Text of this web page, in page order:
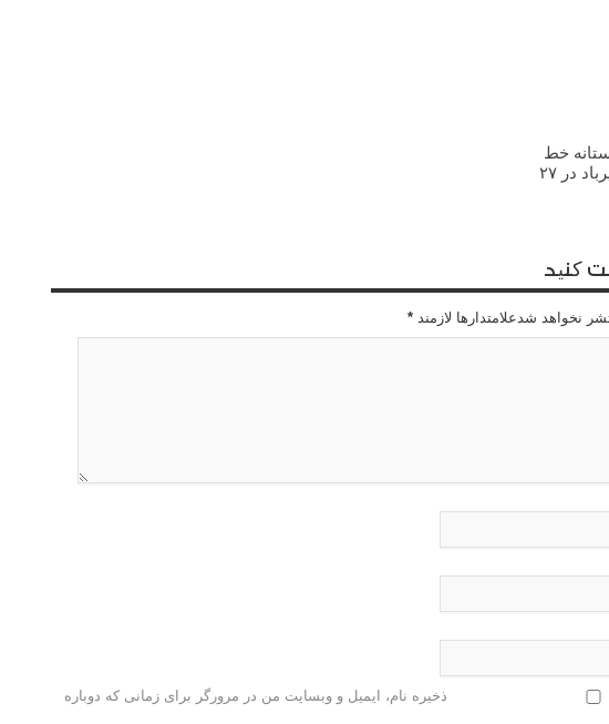
خط
الراس بینالود تا شیرباد در ۲۷
کنید
نخواهد شدعلامتدارها لازمند *
ذخیره نام، ایمیل و وبسایت من در مرورگر برای زمانی که دوباره